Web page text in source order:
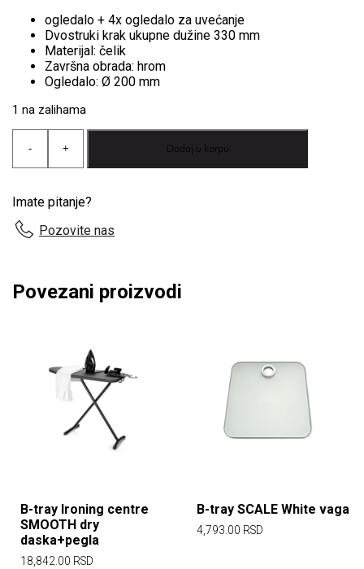
ogledalo + 4x ogledalo za uvećanje
Dvostruki krak ukupne dužine 330 mm
Materijal: čelik
Završna obrada: hrom
Ogledalo: Ø 200 mm
1 na zalihama
-
Optima
Classic
ogledalo
količina
+ Dodaj u korpu
Imate pitanje?
Pozovite nas
Povezani proizvodi
B-tray Ironing centre
SMOOTH dry
daska+pegla
18,842.00 RSD
B-tray SCALE White vaga
4,793.00 RSD